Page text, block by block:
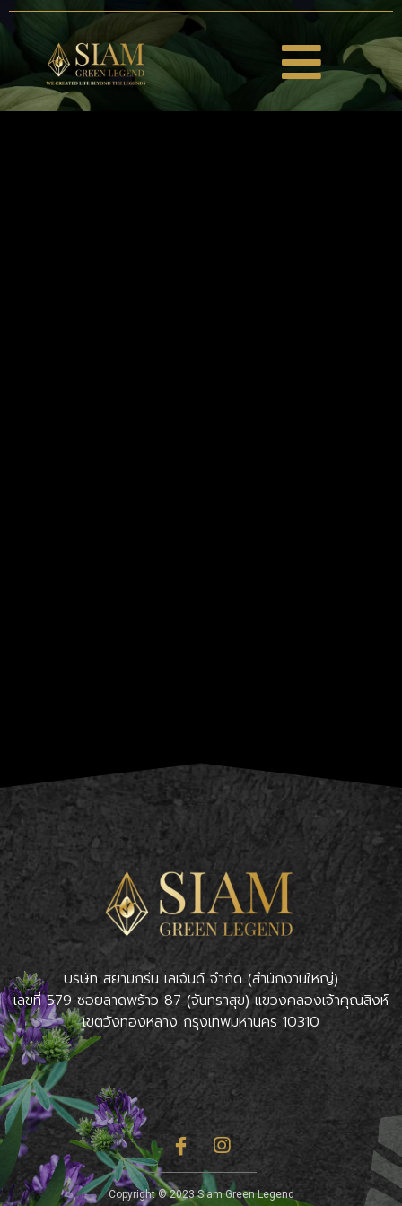
บริษัท สยามกรีน เลเจ้นด์ จำกัด (สำนักงานใหญ่)
เลขที่ 579 ซอยลาดพร้าว 87 (จันทราสุข) แขวงคลองเจ้าคุณสิงห์
เขตวังทองหลาง กรุงเทพมหานคร 10310
Copyright © 2023 Siam Green Legend